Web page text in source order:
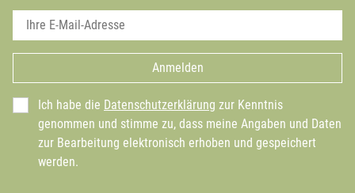
Anmelden
Ich habe die Datenschutzerklärung zur Kenntnis
genommen und stimme zu, dass meine Angaben und Daten
zur Bearbeitung elektronisch erhoben und gespeichert
werden.